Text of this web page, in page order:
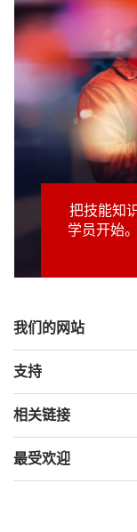
把技能知
学员开始
我们的网站
支持
相关链接
最受欢迎